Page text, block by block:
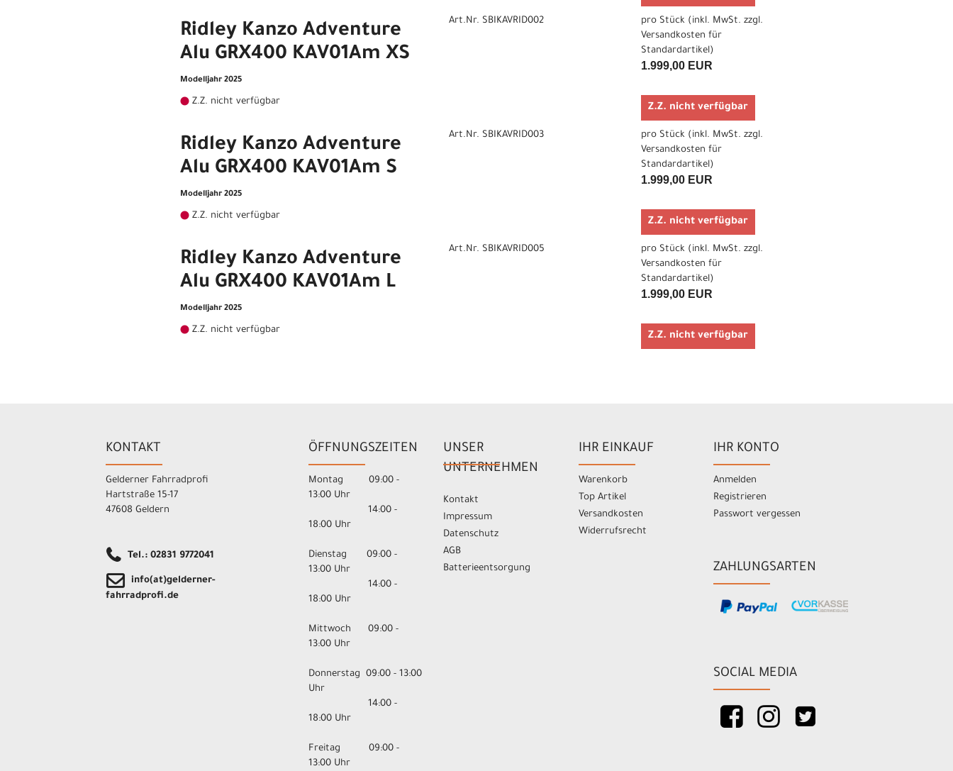
Ridley Kanzo Adventure
Alu GRX400 KAV01Am XS
Modelljahr 2025
Z.Z. nicht verfügbar
Art.Nr. SBIKAVRID002
pro Stück (inkl. MwSt. zzgl.
Versandkosten für
Standardartikel)
1.999,00 EUR
Z.Z. nicht verfügbar
Ridley Kanzo Adventure
Alu GRX400 KAV01Am S
Modelljahr 2025
Z.Z. nicht verfügbar
Art.Nr. SBIKAVRID003
pro Stück (inkl. MwSt. zzgl.
Versandkosten für
Standardartikel)
1.999,00 EUR
Z.Z. nicht verfügbar
Ridley Kanzo Adventure
Alu GRX400 KAV01Am L
Modelljahr 2025
Z.Z. nicht verfügbar
Art.Nr. SBIKAVRID005
pro Stück (inkl. MwSt. zzgl.
Versandkosten für
Standardartikel)
1.999,00 EUR
Z.Z. nicht verfügbar
KONTAKT
Gelderner Fahrradprofi
Hartstraße 15-17
47608 Geldern
Tel.: 02831 9772041
info(at)gelderner-
fahrradprofi.de
ÖFFNUNGSZEITEN
Montag 09:00 -
13:00 Uhr
14:00 -
18:00 Uhr
Dienstag 09:00 -
13:00 Uhr
14:00 -
18:00 Uhr
Mittwoch 09:00 -
13:00 Uhr
Donnerstag 09:00 - 13:00
Uhr
14:00 -
18:00 Uhr
Freitag 09:00 -
13:00 Uhr
UNSER
UNTERNEHMEN
Kontakt
Impressum
Datenschutz
AGB
Batterieentsorgung
IHR EINKAUF
Warenkorb
Top Artikel
Versandkosten
Widerrufsrecht
IHR KONTO
Anmelden
Registrieren
Passwort vergessen
ZAHLUNGSARTEN
SOCIAL MEDIA